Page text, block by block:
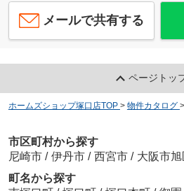
メールで共有する
ページトッ
ホームズショップ塚口店TOP > 物件カタログ >
市区町村から探す
尼崎市 / 伊丹市 / 西宮市 / 大阪市旭
町名から探す